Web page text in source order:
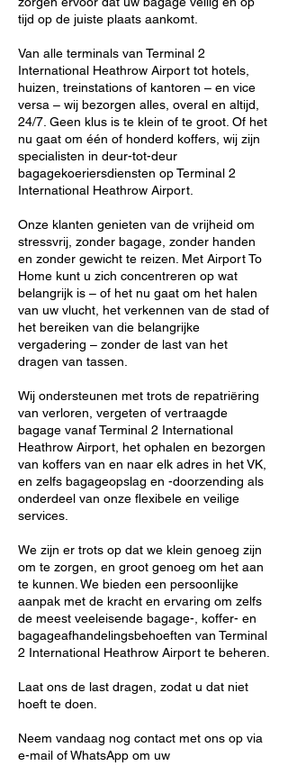
tijd op de juiste plaats aankomt.
Van alle terminals van Terminal 2
International Heathrow Airport tot hotels,
huizen, treinstations of kantoren – en vice
versa – wij bezorgen alles, overal en altijd,
24/7. Geen klus is te klein of te groot. Of het
nu gaat om één of honderd koffers, wij zijn
specialisten in deur-tot-deur
bagagekoeriersdiensten op Terminal 2
International Heathrow Airport.
Onze klanten genieten van de vrijheid om
stressvrij, zonder bagage, zonder handen
en zonder gewicht te reizen. Met Airport To
Home kunt u zich concentreren op wat
belangrijk is – of het nu gaat om het halen
van uw vlucht, het verkennen van de stad of
het bereiken van die belangrijke
vergadering – zonder de last van het
dragen van tassen.
Wij ondersteunen met trots de repatriëring
van verloren, vergeten of vertraagde
bagage vanaf Terminal 2 International
Heathrow Airport, het ophalen en bezorgen
van koffers van en naar elk adres in het VK,
en zelfs bagageopslag en -doorzending als
onderdeel van onze flexibele en veilige
services.
We zijn er trots op dat we klein genoeg zijn
om te zorgen, en groot genoeg om het aan
te kunnen. We bieden een persoonlijke
aanpak met de kracht en ervaring om zelfs
de meest veeleisende bagage-, koffer- en
bagageafhandelingsbehoeften van Terminal
2 International Heathrow Airport te beheren.
Laat ons de last dragen, zodat u dat niet
hoeft te doen.
Neem vandaag nog contact met ons op via
e-mail of WhatsApp om uw